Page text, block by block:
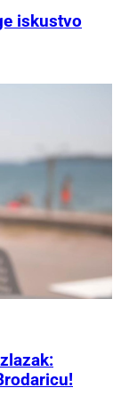
iskustvo